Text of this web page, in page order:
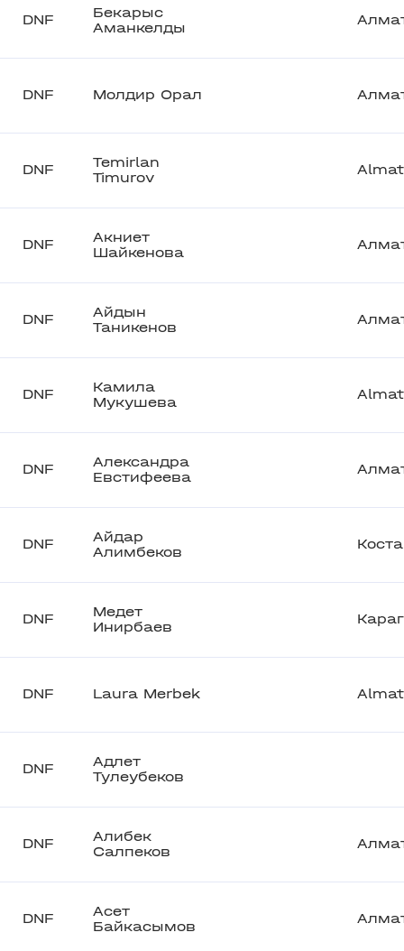
DNF
Бекарыс
Аманкелды
DNF Молдир Орал
DNF
Temirlan
Timurov
DNF
Акниет
Шайкенова
DNF
Айдын
Таникенов
DNF
Камила
Мукушева
DNF
Александра
Евстифеева
DNF
Айдар
Алимбеков
DNF
Медет
Инирбаев
DNF Laura Merbek
DNF
Адлет
Тулеубеков
DNF
Алибек
Салпеков
DNF
Асет
Байкасымов